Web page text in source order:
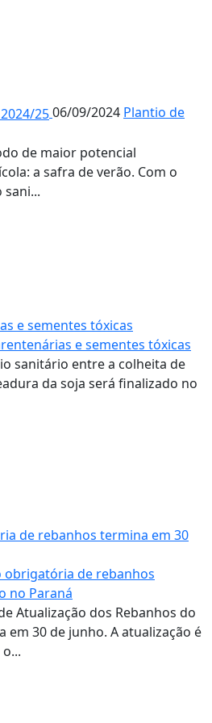
06/09/2024 Plantio de
de maior potencial
a safra de verão. Com o
e sementes tóxicas
sanitário entre a colheita de
da soja será finalizado no
obrigatória de rebanhos
no Paraná
Atualização dos Rebanhos do
em 30 de junho. A atualização é